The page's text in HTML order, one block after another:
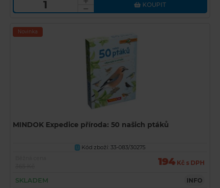
KOUPIT
Novinka
MINDOK Expedice příroda: 50 našich ptáků
U
Kód zboží: 33-083/30275
194 Kč s DPH
SKLADEM INFO